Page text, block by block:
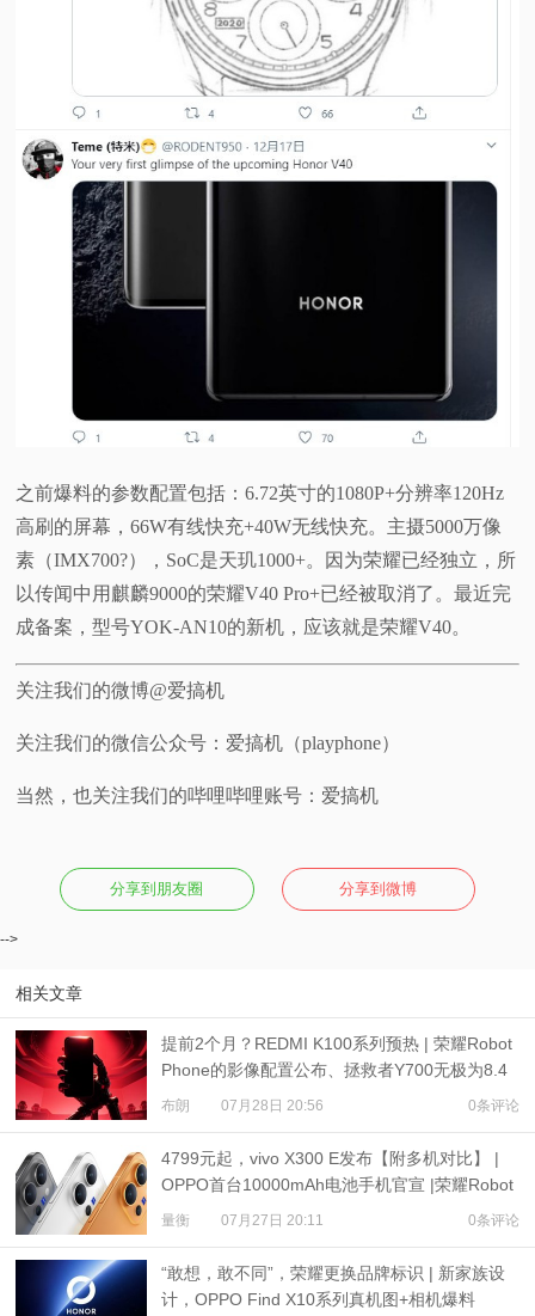
之前爆料的参数配置包括：6.72英寸的1080P+分辨率120Hz
高刷的屏幕，66W有线快充+40W无线快充。主摄5000万像
素（IMX700?），SoC是天玑1000+。因为荣耀已经独立，所
以传闻中用麒麟9000的荣耀V40 Pro+已经被取消了。最近完
成备案，型号YOK-AN10的新机，应该就是荣耀V40。
关注我们的微博@爱搞机
关注我们的微信公众号：爱搞机（playphone）
当然，也关注我们的哔哩哔哩账号：爱搞机
分享到朋友圈 分享到微博
-->
相关文章
提前2个月？REDMI K100系列预热 | 荣耀Robot
Phone的影像配置公布、拯救者Y700无极为8.4
英寸屏
布朗 07月28日 20:56 0条评论
4799元起，vivo X300 E发布【附多机对比】 |
OPPO首台10000mAh电池手机官宣 |荣耀Robot
Phone定档
量衡 07月27日 20:11 0条评论
“敢想，敢不同”，荣耀更换品牌标识 | 新家族设
计，OPPO Find X10系列真机图+相机爆料